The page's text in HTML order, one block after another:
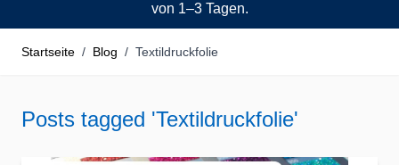
von 1–3 Tagen.
Startseite / Blog / Textildruckfolie
Posts tagged 'Textildruckfolie'